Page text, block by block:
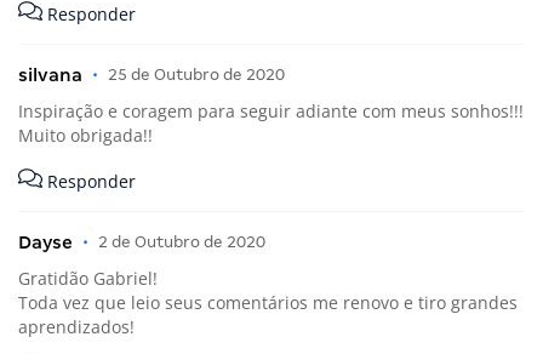
Responder
silvana • 25 de Outubro de 2020
Inspiração e coragem para seguir adiante com meus sonhos!!!
Muito obrigada!!
Responder
Dayse • 2 de Outubro de 2020
Gratidão Gabriel!
Toda vez que leio seus comentários me renovo e tiro grandes
aprendizados!